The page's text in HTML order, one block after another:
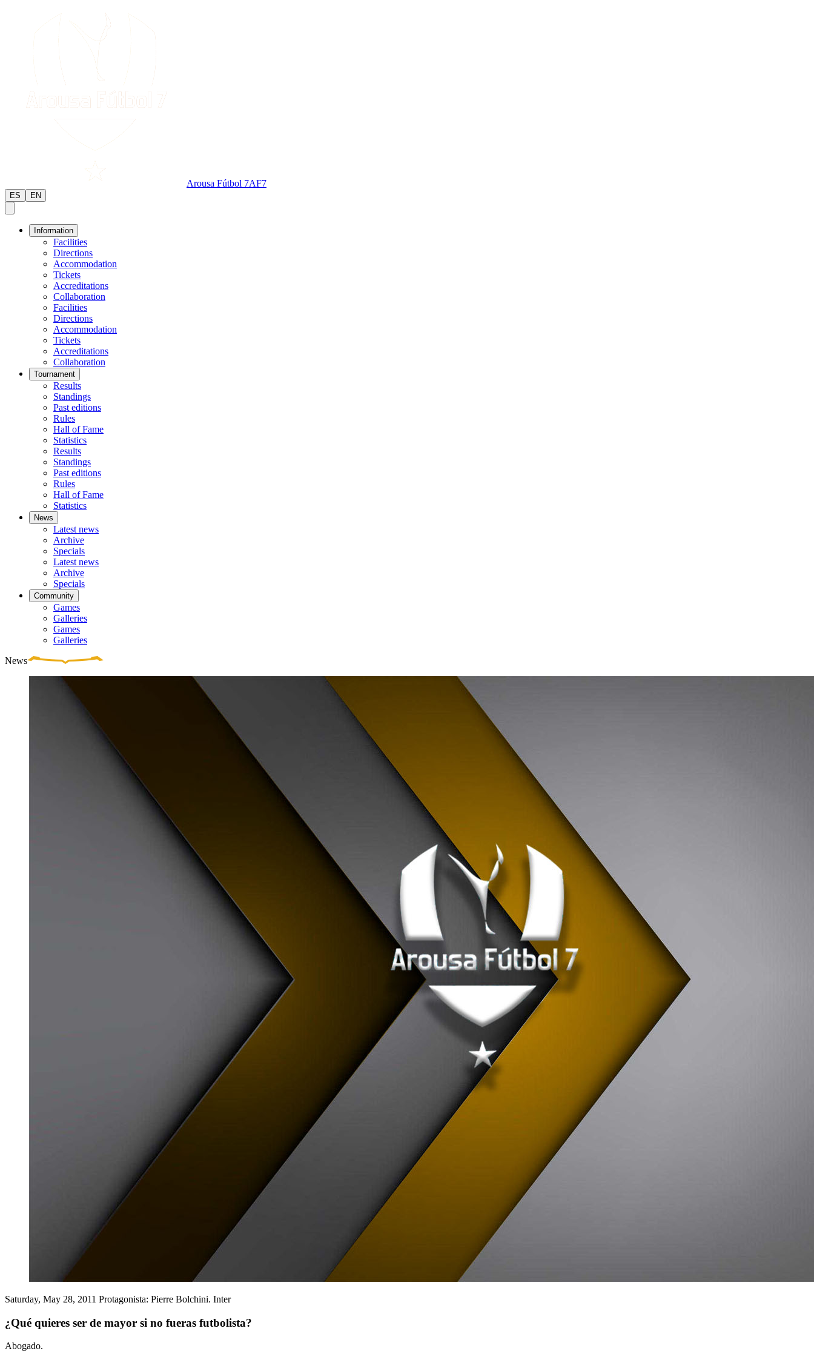
Arousa Fútbol 7AF7
ES EN
Information
Facilities
Directions
Accommodation
Tickets
Accreditations
Collaboration
Facilities
Directions
Accommodation
Tickets
Accreditations
Collaboration
Tournament
Results
Standings
Past editions
Rules
Hall of Fame
Statistics
Results
Standings
Past editions
Rules
Hall of Fame
Statistics
News
Latest news
Archive
Specials
Latest news
Archive
Specials
Community
Games
Galleries
Games
Galleries
News
Saturday, May 28, 2011 Protagonista: Pierre Bolchini. Inter
¿Qué quieres ser de mayor si no fueras futbolista?
Abogado.